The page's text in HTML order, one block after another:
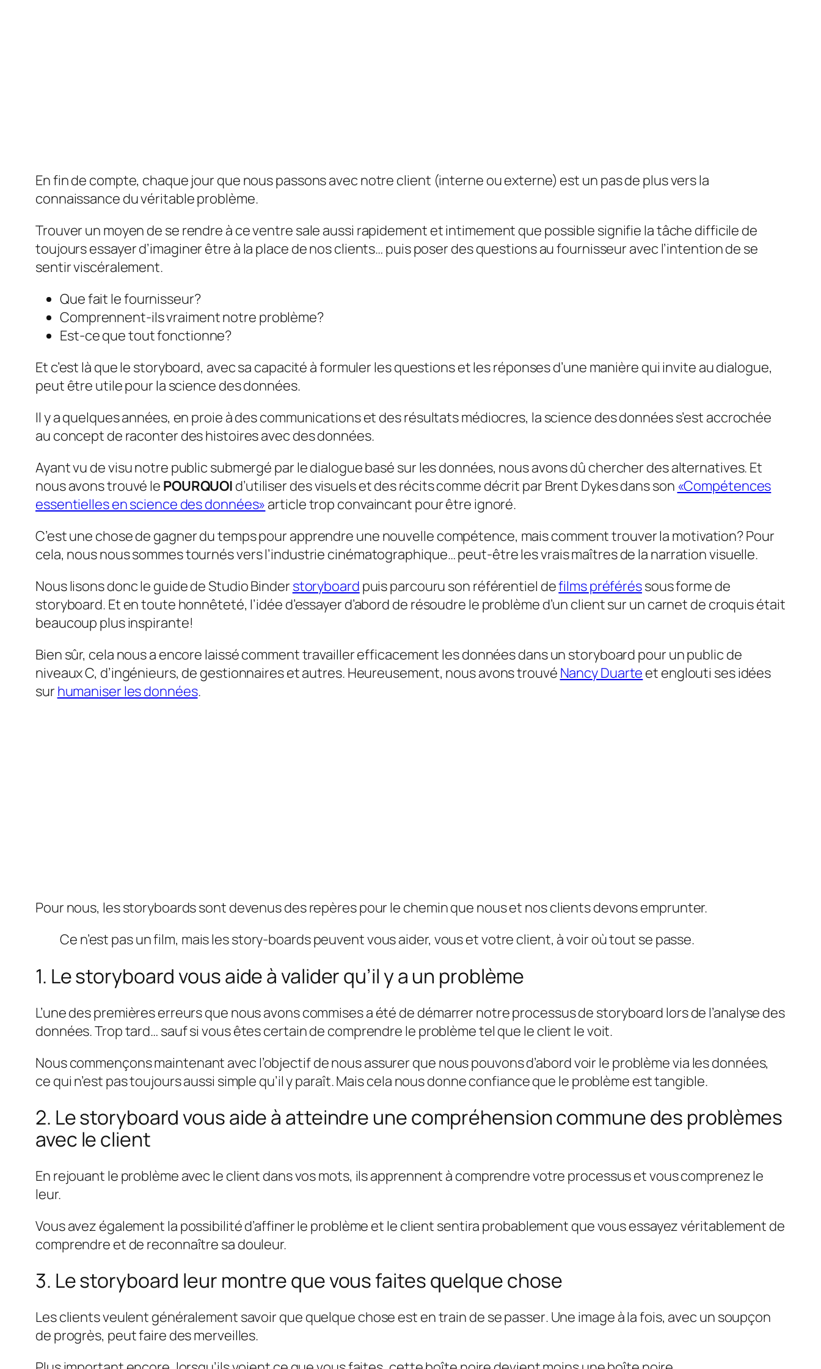
En fin de compte, chaque jour que nous passons avec notre client (interne ou externe) est un pas de plus vers la
connaissance du véritable problème.
Trouver un moyen de se rendre à ce ventre sale aussi rapidement et intimement que possible signifie la tâche difficile de
toujoursessayer d’imaginer être à la place de nos clients… puis poser des questions au fournisseur avec l’intention de se
sentirviscéralement.
Que fait le fournisseur?
Comprennent-ils vraiment notre problème?
Est-ce que tout fonctionne?
Et c’est là que le storyboard, avec sa capacité à formuler les questions et les réponses d’une manière qui invite au dialogue,
peut être utile pour la science des données.
Il y a quelques années, en proie à des communications et des résultats médiocres, la science des données s’est accrochée
au concept de raconter des histoires avec des données.
Ayant vu de visu notre public submergé par le dialogue basé sur les données, nous avons dû chercher des alternatives. Et
nous avons trouvé le POURQUOI d’utiliser des visuels et des récits comme décrit par Brent Dykes dans son «Compétences
essentielles en science des données» article trop convaincant pour être ignoré.
C’est une chose de gagner du temps pour apprendre une nouvelle compétence, mais comment trouver la motivation? Pour
cela, nous nous sommes tournés vers l’industrie cinématographique… peut-être les vrais maîtres de la narration visuelle.
Nous lisons donc le guide de Studio Binder storyboard puis parcouru son référentiel defilms préféréssous forme de
storyboard. Et en toute honnêteté, l’idée d’essayer d’abord de résoudre le problème d’un client sur un carnet de croquis était
beaucoup plus inspirante!
Bien sûr, cela nous a encore laissé comment travailler efficacement les données dans un storyboard pour un public de
niveaux C, d’ingénieurs, de gestionnaires et autres. Heureusement, nous avons trouvé Nancy Duarte et englouti ses idées
sur humaniser les données.
Pour nous, les storyboards sont devenus des repères pour le chemin que nous et nos clients devons emprunter.
Ce n’est pas un film, mais les story-boards peuvent vous aider, vous et votre client, à voir où tout se passe.
1. Le storyboard vous aide à valider qu’il y a un problème
L’une des premières erreurs que nous avons commises a été de démarrer notre processus de storyboard lors de l’analyse des
données. Trop tard… sauf si vous êtes certain de comprendre le problème tel que le client le voit.
Nous commençons maintenant avec l’objectif de nous assurer que nous pouvons d’abordvoir le problèmevia les données,
ce qui n’est pas toujours aussi simple qu’il y paraît. Mais cela nous donne confiance que le problème est tangible.
2. Le storyboard vous aide à atteindre une compréhension commune des problèmes
avec le client
En rejouant le problème avec le client dans vos mots, ils apprennent à comprendre votre processus et vous comprenez le
leur.
Vous avez également la possibilité d’affiner le problème et le client sentira probablement que vous essayez véritablement de
comprendre et de reconnaître sa douleur.
3. Le storyboard leur montre que vous faites quelque chose
Les clients veulent généralement savoir que quelque chose est en train de se passer. Une image à la fois, avec un soupçon
de progrès, peut faire des merveilles.